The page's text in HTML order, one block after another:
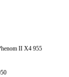
II X4 955